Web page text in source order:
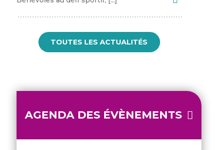
TOUTES LES ACTUALITÉS
AGENDA DES ÉVÈNEMENTS